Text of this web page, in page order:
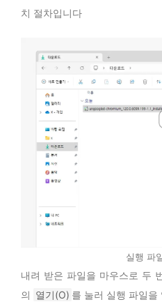
치 절차입니다
실행 파
내려 받은 파일을 마우스로 두
의 열기(O) 를 눌러 실행 파일을